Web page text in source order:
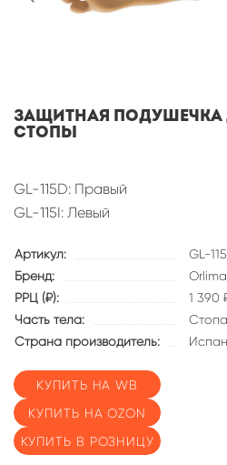
Защитная подушечка
стопы
GL-115D: Правый
GL-115I: Левый
Артикул:
GL-
Бренд:
РРЦ (₽):
1 390
Часть тела:
Стопа
Страна производитель:
КУПИТЬ НА WB
КУПИТЬ НА OZON
КУПИТЬ В РОЗНИЦУ